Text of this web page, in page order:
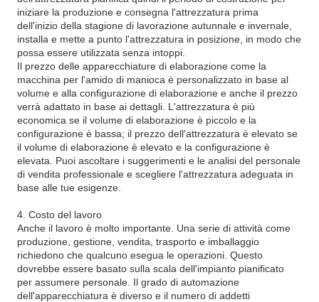
iniziare la produzione e consegna l'attrezzatura prima
dell'inizio della stagione di lavorazione autunnale e invernale,
installa e mette a punto l'attrezzatura in posizione, in modo che
possa essere utilizzata senza intoppi.
Il prezzo delle apparecchiature di elaborazione come la
macchina per l'amido di manioca è personalizzato in base al
volume e alla configurazione di elaborazione e anche il prezzo
verrà adattato in base ai dettagli. L'attrezzatura è più
economica se il volume di elaborazione è piccolo e la
configurazione è bassa; il prezzo dell'attrezzatura è elevato se
il volume di elaborazione è elevato e la configurazione è
elevata. Puoi ascoltare i suggerimenti e le analisi del personale
di vendita professionale e scegliere l'attrezzatura adeguata in
base alle tue esigenze.
4. Costo del lavoro
Anche il lavoro è molto importante. Una serie di attività come
produzione, gestione, vendita, trasporto e imballaggio
richiedono che qualcuno esegua le operazioni. Questo
dovrebbe essere basato sulla scala dell'impianto pianificato
per assumere personale. Il grado di automazione
dell'apparecchiatura è diverso e il numero di addetti